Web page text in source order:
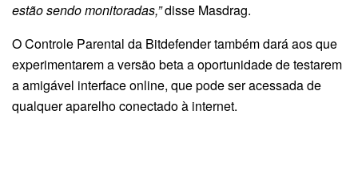
estão sendo monitoradas,”disse Masdrag.
O Controle Parental da Bitdefender também dará aos que
experimentarem a versão beta a oportunidade de testarem
a amigável interface online, que pode ser acessada de
qualquer aparelho conectado à internet.